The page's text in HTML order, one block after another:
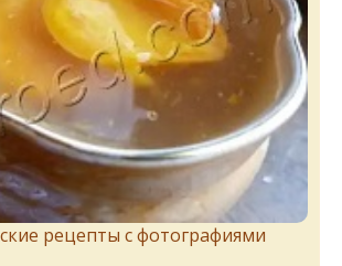
рецепты с фотографиями